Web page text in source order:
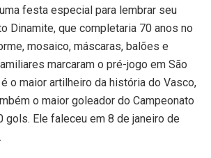
festa especial para lembrar seu
Dinamite, que completaria 70 anos no
mosaico, máscaras, balões e
marcaram o pré-jogo em São
o maior artilheiro da história do Vasco,
o maior goleador do Campeonato
gols. Ele faleceu em 8 de janeiro de